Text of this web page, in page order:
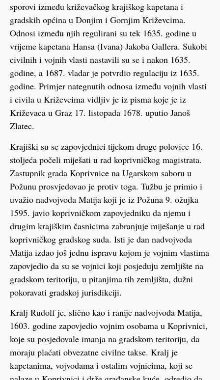
sporovi između križevačkog krajiškog kapetana i
gradskih općina u Donjim i Gornjim Križevcima.
Odnosi između njih regulirani su tek 1635. godine u
vrijeme kapetana Hansa (Ivana) Jakoba Gallera. Sukobi
civilnih i vojnih vlasti nastavili su se i nakon 1635.
godine, a 1687. vladar je potvrdio regulaciju iz 1635.
godine. Primjer nategnutih odnosa između vojnih vlasti
i civila u Križevcima vidljiv je iz pisma koje je iz
Križevaca u Graz 17. listopada 1678. uputio Janoš
Zlatec.
Krajiški su se zapovjednici tijekom druge polovice 16.
stoljeća počeli miješati u rad koprivničkog magistrata.
Zastupnik grada Koprivnice na Ugarskom saboru u
Požunu prosvjedovao je protiv toga. Tužbu je primio i
uvažio nadvojvoda Matija koji je iz Požuna 9. ožujka
1595. javio koprivničkom zapovjedniku da njemu i
drugim krajiškim časnicima zabranjuje miješanje u rad
koprivničkog gradskog suda. Isti je dan nadvojvoda
Matija izdao još jednu ispravu kojom je vojnim vlastima
zapovjedio da su se vojnici koji posjeduju zemljište na
gradskom teritoriju, u pitanjima tih zemljišta, dužni
pokoravati gradskoj jurisdikciji.
Kralj Rudolf je, slično kao i ranije nadvojvoda Matija,
1603. godine zapovjedio vojnim osobama u Koprivnici,
koje su posjedovale imanja na gradskom teritoriju, da
moraju plaćati obvezatne civilne takse. Kralj je
kapetanima, vojvodama i ostalim vojnicima, koji se